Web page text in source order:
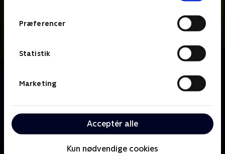
Præferencer
Statistik
Marketing
Acceptér alle
Kun nødvendige cookies
Om Stormester
Stormester Lasse Rimmer og hans evige assistent
danskere i krøllede, kreative og til tider tåbelige
opgaver.